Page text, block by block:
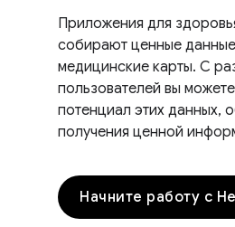
Приложения для
собирают ценные
медицинские карты. С
пользователей вы
потенциал этих данных,
получения ценной